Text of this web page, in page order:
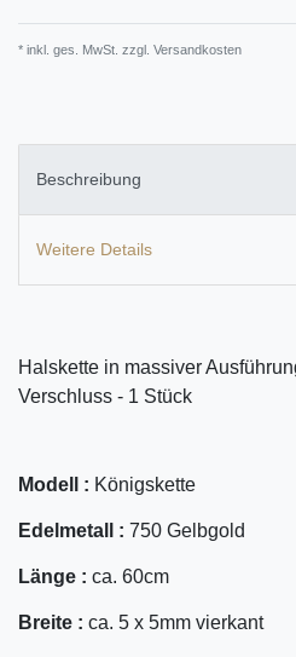
* inkl. ges. MwSt. zzgl. Versandkosten
Beschreibung
Weitere Details
Halskette in massiver
Verschluss - 1 Stück
Modell : Königskette
Edelmetall : 750 Gelbgold
Länge : ca. 60cm
Breite : ca. 5 x 5mm vierkant